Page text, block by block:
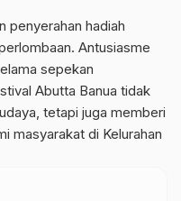
penyerahan hadiah
Antusiasme
sepekan
Abutta Banua tidak
tetapi juga memberi
masyarakat di Kelurahan